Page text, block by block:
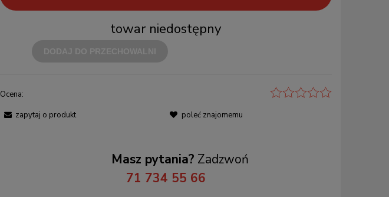
towar niedostępny
Ocena:
zapytaj o produkt
poleć znajomemu
Masz pytania? Zadzwoń
71 734 55 66